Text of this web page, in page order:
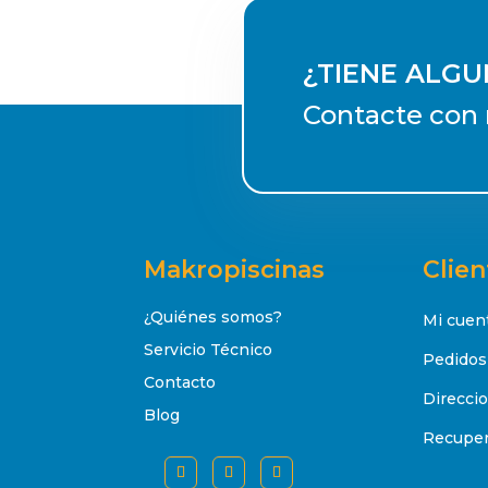
¿TIENE
Contacte con
Makropiscinas
¿Quiénes somos?
Servicio Técnico
Contacto
Blog
Mi
Pedidos